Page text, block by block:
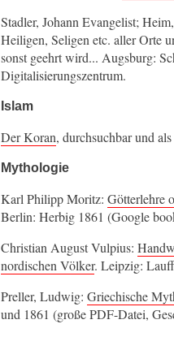
Stadler, Johann Evangelist;
Heiligen, Seligen etc. aller Orte
sonst geehrt wird... Augsburg:
Digitalisierungszentrum.
Islam
Der Koran, durchsuchbar und
Mythologie
Karl Philipp Moritz:Götterlehre
Berlin: Herbig 1861 (Google
Christian August Vulpius:
nordischen Völker. Leipzig:
Preller, Ludwig:Griechische
und 1861 (große PDF-Datei,